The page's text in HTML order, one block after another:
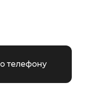
телефону